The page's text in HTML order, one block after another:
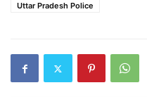
Uttar Pradesh Police